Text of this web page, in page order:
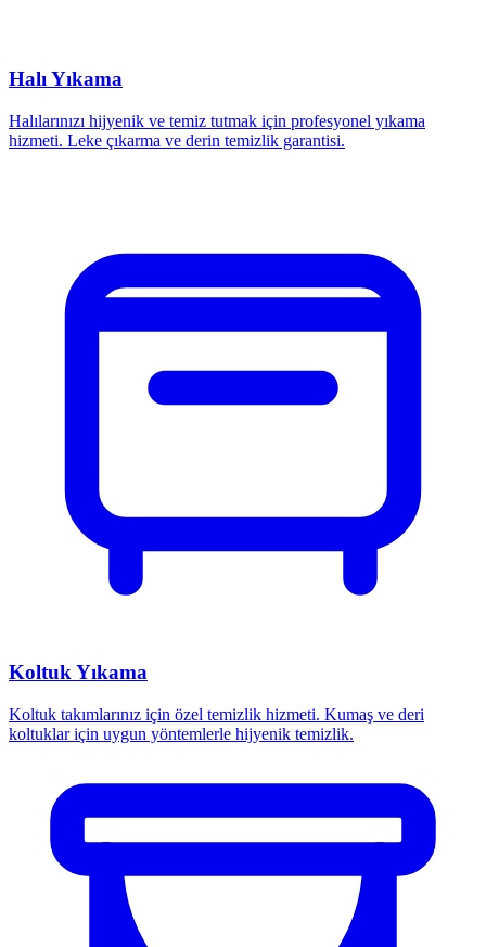
Halı Yıkama
Halılarınızı hijyenik ve temiz tutmak için profesyonel yıkama
hizmeti. Leke çıkarma ve derin temizlik garantisi.
Koltuk Yıkama
Koltuk takımlarınız için özel temizlik hizmeti. Kumaş ve deri
koltuklar için uygun yöntemlerle hijyenik temizlik.